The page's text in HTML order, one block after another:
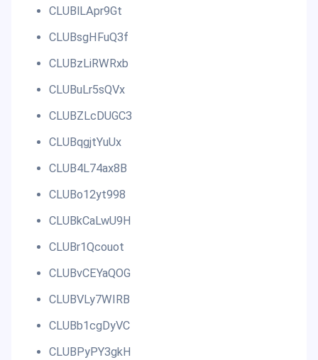
CLUBlLApr9Gt
CLUBsgHFuQ3f
CLUBzLiRWRxb
CLUBuLr5sQVx
CLUBZLcDUGC3
CLUBqgjtYuUx
CLUB4L74ax8B
CLUBo12yt998
CLUBkCaLwU9H
CLUBr1Qcouot
CLUBvCEYaQOG
CLUBVLy7WIRB
CLUBb1cgDyVC
CLUBPyPY3gkH